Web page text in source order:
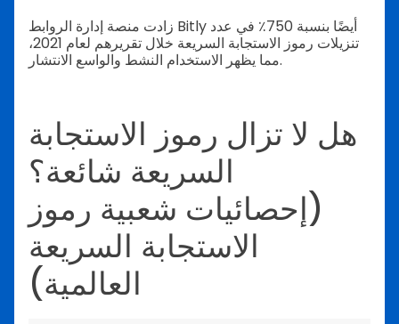
زادت منصة إدارة الروابط Bitly أيضًا بنسبة 750٪ في عدد
تنزيلات رموز الاستجابة السريعة خلال تقريرهم لعام 2021،
مما يظهر الاستخدام النشط والواسع الانتشار.
هل لا تزال رموز الاستجابة
السريعة شائعة؟
(إحصائيات شعبية رموز
الاستجابة السريعة
العالمية)